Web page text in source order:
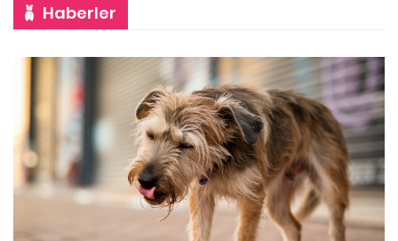
Haberler